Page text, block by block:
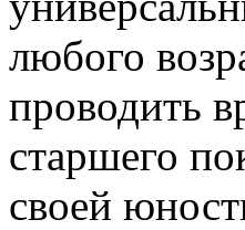
любого
проводить
старшего
своей